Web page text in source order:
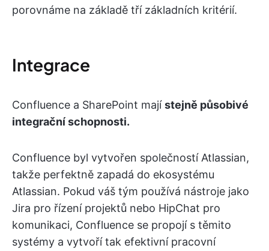
porovnáme na základě tří základních kritérií.
Integrace
Confluence a SharePoint majístejně působivé
integrační schopnosti.
Confluence byl vytvořen společností Atlassian,
takže perfektně zapadá do ekosystému
Atlassian. Pokud váš tým používá nástroje jako
Jira pro řízení projektů nebo HipChat pro
komunikaci, Confluence se propojí s těmito
systémy a vytvoří tak efektivní pracovní